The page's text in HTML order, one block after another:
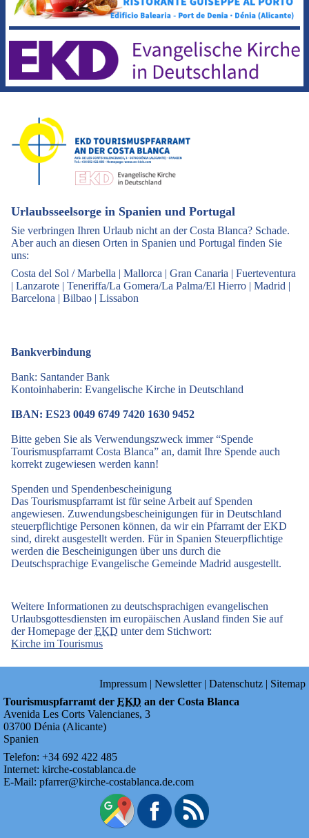
Urlaubsseelsorge in Spanien und Portugal
Sie verbringen Ihren Urlaub nicht an der Costa Blanca? Schade.
Aber auch an diesen Orten in Spanien und Portugal finden Sie
uns:
Costa del Sol / Marbella | Mallorca | Gran Canaria | Fuerteventura
| Lanzarote | Teneriffa/La Gomera/La Palma/El Hierro | Madrid |
Barcelona | Bilbao | Lissabon
Bankverbindung
Bank: Santander Bank
Kontoinhaberin: Evangelische Kirche in Deutschland
IBAN: ES23 0049 6749 7420 1630 9452
Bitte geben Sie als Verwendungszweck immer “Spende
Tourismuspfarramt Costa Blanca” an, damit Ihre Spende auch
korrekt zugewiesen werden kann!
Spenden und Spendenbescheinigung
Das Tourismuspfarramt ist für seine Arbeit auf Spenden
angewiesen. Zuwendungsbescheinigungen für in Deutschland
steuerpflichtige Personen können, da wir ein Pfarramt der EKD
sind, direkt ausgestellt werden. Für in Spanien Steuerpflichtige
werden die Bescheinigungen über uns durch die
Deutschsprachige Evangelische Gemeinde Madrid ausgestellt.
Weitere Informationen zu deutschsprachigen evangelischen
Urlaubsgottesdiensten im europäischen Ausland finden Sie auf
der Homepage derEKD unter dem Stichwort:
Kirche im Tourismus
Impressum | Newsletter| Datenschutz | Sitemap
Tourismuspfarramt der EKD an der Costa Blanca
Avenida Les Corts Valencianes, 3
03700 Dénia (Alicante)
Spanien
Telefon: +34 692 422 485
Internet: kirche-costablanca.de
E-Mail: pfarrer@kirche-costablanca.de.com